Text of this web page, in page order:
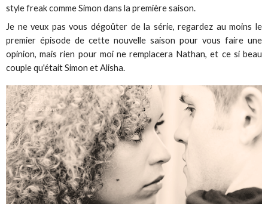
style freak comme Simon dans la première saison.
Je ne veux pas vous dégoûter de la série, regardez au moins le
premier épisode de cette nouvelle saison pour vous faire une
opinion, mais rien pour moi ne remplacera Nathan, et ce si beau
couple qu'était Simon et Alisha.